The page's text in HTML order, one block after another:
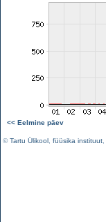
<< Eelmine päev
©Tartu Ülikool füüsika instituut